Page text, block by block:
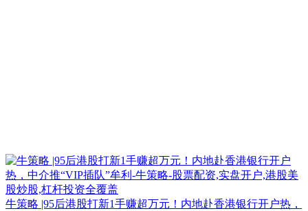
牛策略 |95后港股打新1手赚超万元！内地赴香港银行开户热，